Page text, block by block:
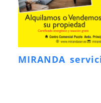
MIRANDA